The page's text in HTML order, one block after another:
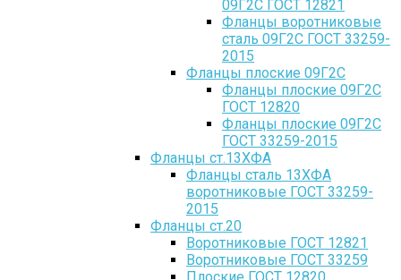
09Г2С ГОСТ 12821
Фланцы воротниковые
сталь 09Г2С ГОСТ 33259-
2015
Фланцы плоские 09Г2С
Фланцы плоские 09Г2С
ГОСТ 12820
Фланцы плоские 09Г2С
ГОСТ 33259-2015
Фланцы ст.13ХФА
Фланцы сталь 13ХФА
воротниковые ГОСТ 33259-
2015
Фланцы ст.20
Воротниковые ГОСТ 12821
Воротниковые ГОСТ 33259